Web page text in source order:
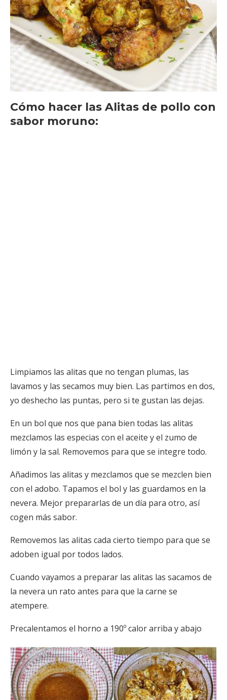
Cómo hacer las Alitas de pollo con
sabor moruno:
Limpiamos las alitas que no tengan plumas, las
lavamos y las secamos muy bien. Las partimos en dos,
yo deshecho las puntas, pero si te gustan las dejas.
En un bol que nos que pana bien todas las alitas
mezclamos las especias con el aceite y el zumo de
limón y la sal. Removemos para que se integre todo.
Añadimos las alitas y mezclamos que se mezclen bien
con el adobo. Tapamos el bol y las guardamos en la
nevera. Mejor prepararlas de un día para otro, así
cogen más sabor.
Removemos las alitas cada cierto tiempo para que se
adoben igual por todos lados.
Cuando vayamos a preparar las alitas las sacamos de
la nevera un rato antes para que la carne se
atempere.
Precalentamos el horno a 190º calor arriba y abajo